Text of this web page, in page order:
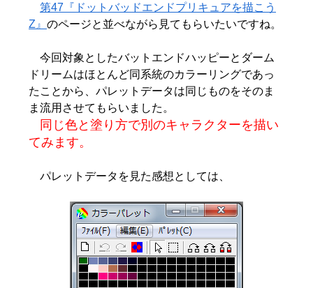
第47『ドットバッドエンドプリキュアを描こう
Z』 のページと並べながら見てもらいたいですね。
今回対象としたバットエンドハッピーとダーム
ドリームはほとんど同系統のカラーリングであっ
たことから、パレットデータは同じものをそのま
ま流用させてもらいました。
同じ色と塗り方で別のキャラクターを描い
てみます。
パレットデータを見た感想としては、